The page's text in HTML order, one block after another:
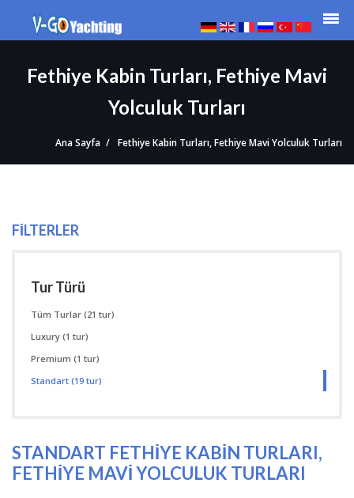
Fethiye Kabin Turları, Fethiye Mavi
Yolculuk Turları
Ana Sayfa Fethiye Kabin Turları, Fethiye Mavi Yolculuk Turları
FILTERLER
Tur Türü
Tüm Turlar (21 tur)
Luxury (1 tur)
Premium (1 tur)
Standart (19 tur)
STANDART FETHIYE KABIN TURLARI,
FETHIYE MAVI YOLCULUK TURLARI